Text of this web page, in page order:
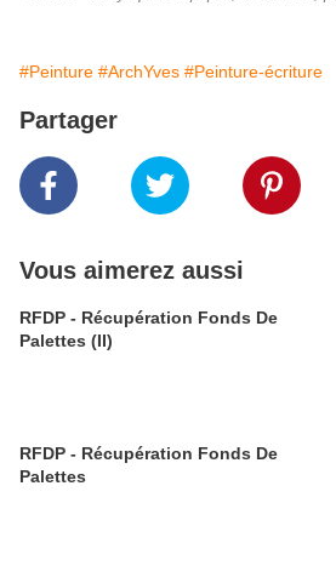
#Peinture #ArchYves #Peinture-écriture
Partager
Vous aimerez aussi
RFDP - Récupération Fonds De
Palettes (II)
RFDP - Récupération Fonds De
Palettes